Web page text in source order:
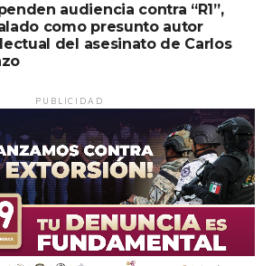
audiencia contra “R1”,
como presunto autor
del asesinato de Carlos
PUBLICIDAD